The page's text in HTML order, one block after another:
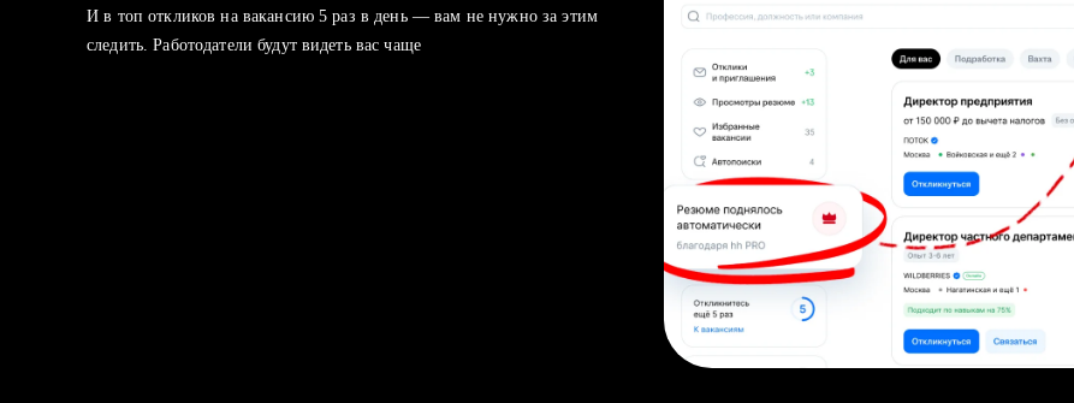
И в топ откликов на вакансию 5 раз в день — вам не нужно за этим
следить. Работодатели будут видеть вас чаще